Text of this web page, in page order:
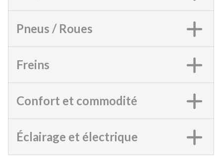
Pneus / Roues
Freins
Confort et commodité
Éclairage et électrique